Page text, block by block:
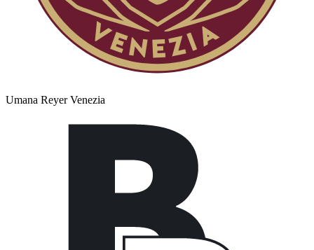
Umana Reyer Venezia